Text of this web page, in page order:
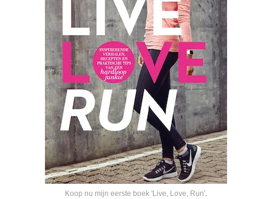
Koop nu mijn eerste boek 'Live, Love, Run'.